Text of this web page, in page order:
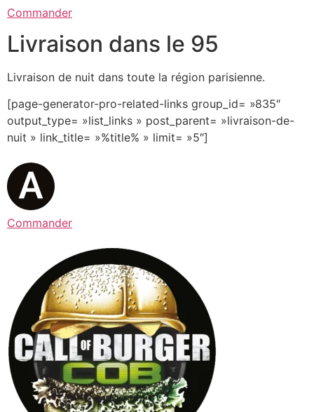
Commander
Livraison dans le 95
Livraison de nuit dans toute la région parisienne.
[page-generator-pro-related-links group_id= »835″
output_type= »list_links » post_parent= »livraison-de-
nuit » link_title= »%title% » limit= »5″]
Commander